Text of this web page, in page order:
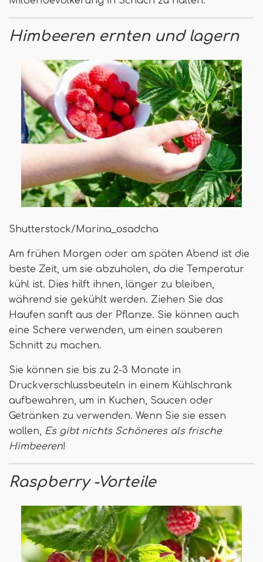
Himbeeren ernten und lagern
Shutterstock/Marina_osadcha
Am frühen Morgen oder am späten Abend ist die
beste Zeit, um sie abzuholen, da die Temperatur
kühl ist. Dies hilft ihnen, länger zu bleiben,
während sie gekühlt werden. Ziehen Sie das
Haufen sanft aus der Pflanze. Sie können auch
eine Schere verwenden, um einen sauberen
Schnitt zu machen.
Sie können sie bis zu 2-3 Monate in
Druckverschlussbeuteln in einem Kühlschrank
aufbewahren, um in Kuchen, Saucen oder
Getränken zu verwenden. Wenn Sie sie essen
wollen, Es gibt nichts Schöneres als frische
Himbeeren!
Raspberry -Vorteile